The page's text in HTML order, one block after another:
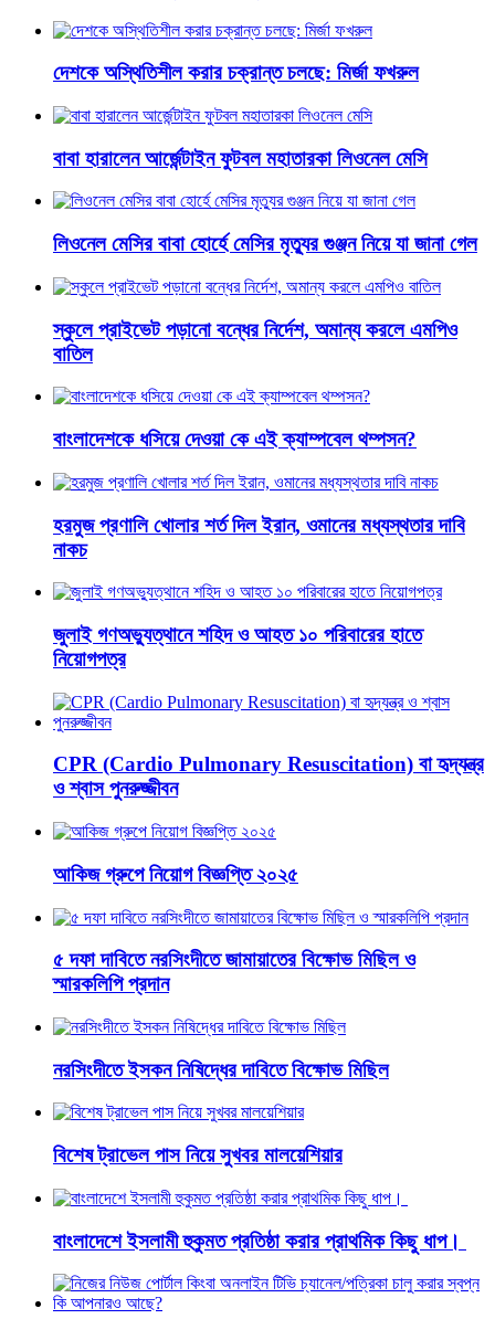
দেশকে অস্থিতিশীল করার চক্রান্ত চলছে: মির্জা ফখরুল
বাবা হারালেন আর্জেন্টাইন ফুটবল মহাতারকা লিওনেল মেসি
লিওনেল মেসির বাবা হোর্হে মেসির মৃত্যুর গুঞ্জন নিয়ে যা জানা গেল
স্কুলে প্রাইভেট পড়ানো বন্ধের নির্দেশ, অমান্য করলে এমপিও
বাতিল
বাংলাদেশকে ধসিয়ে দেওয়া কে এই ক্যাম্পবেল থম্পসন?
হরমুজ প্রণালি খোলার শর্ত দিল ইরান, ওমানের মধ্যস্থতার দাবি
নাকচ
জুলাই গণঅভ্যুত্থানে শহিদ ও আহত ১০ পরিবারের হাতে
নিয়োগপত্র
CPR (Cardio Pulmonary Resuscitation) বা হৃদ্‌যন্ত্র
ও শ্বাস পুনরুজ্জীবন
আকিজ গ্রুপে নিয়োগ বিজ্ঞপ্তি ২০২৫
৫ দফা দাবিতে নরসিংদীতে জামায়াতের বিক্ষোভ মিছিল ও
স্মারকলিপি প্রদান
নরসিংদীতে ইসকন নিষিদ্ধের দাবিতে বিক্ষোভ মিছিল
বিশেষ ট্রাভেল পাস নিয়ে সুখবর মালয়েশিয়ার
বাংলাদেশে ইসলামী হুকুমত প্রতিষ্ঠা করার প্রাথমিক কিছু ধাপ।